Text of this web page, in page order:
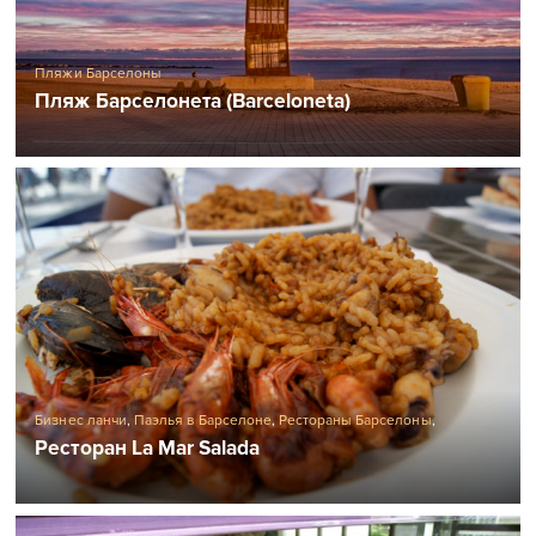
Пляжи Барселоны
Пляж Барселонета (Barceloneta)
Бизнес ланчи,Паэлья в Барселоне, Рестораны Барселоны
Рестораны морепродуктов в Барселоне
Ресторан La Mar Salada